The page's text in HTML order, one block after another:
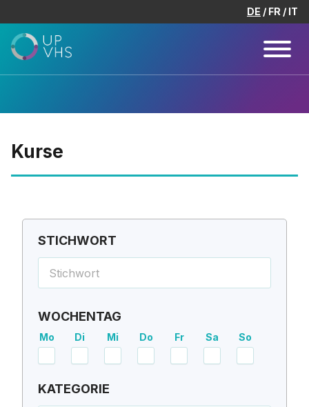
DE FR IT
Kurse
STICHWORT
WOCHENTAG
Mo Di Mi Do Fr Sa So
KATEGORIE